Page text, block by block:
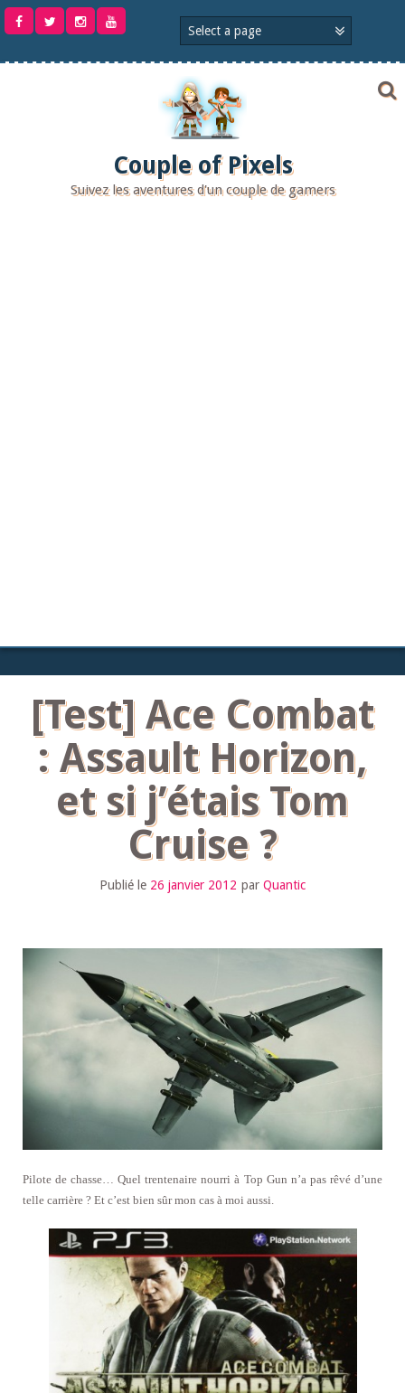
Aller
Couple of Pixels
Suivez les aventures d'un couple de gamers
[Test] Ace Combat
: Assault Horizon,
et si j’étais Tom
Cruise ?
Publié le 26 janvier 2012 par Quantic
Pilote de chasse… Quel trentenaire nourri à Top Gun n’a pas rêvé d’une
telle carrière ? Et c’est bien sûr mon cas à moi aussi.